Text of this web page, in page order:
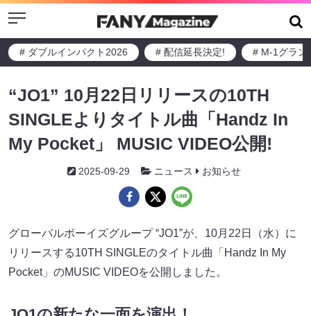
Menu
# ダブルインパクト2026 # 配信延長決定! # M-1グラン
“JO1” 10⽉22⽇リリースの10TH
SINGLEよりタイトル曲「Handz In
My Pocket」 MUSIC VIDEO公開!
2025-09-29 ニュース お知らせ
グローバルボーイズグループ “JO1”が、10⽉22⽇（⽔）に
リリースする10TH SINGLEのタイトル曲「Handz In My
Pocket」のMUSIC VIDEOを公開しました。